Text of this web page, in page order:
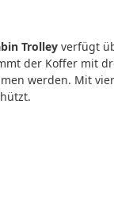
Trolley verfügt
der Koffer mit
werden. Mit